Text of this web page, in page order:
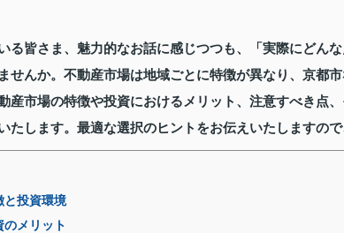
る皆さま、魅力的なお話に感じつつも、「実際にどん
せんか。不動産市場は地域ごとに特徴が異なり、京都
産市場の特徴や投資におけるメリット、注意すべき点
たします。最適な選択のヒントをお伝えいたしますので
と投資環境
のメリット